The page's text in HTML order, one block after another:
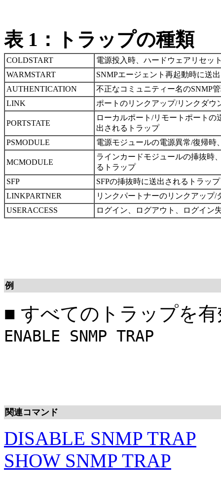
表 1：トラップの種類
COLDSTART
電源投入時、ハードウェアリセッ
WARMSTART
SNMPエージェント再起動時に送
AUTHENTICATION
不正なコミュニティー名のSNMP
LINK
ポートのリンクアップ/リンクダウ
PORTSTATE
ローカルポート/リモートポート
出されるトラップ
PSMODULE
電源モジュールの電源異常/復帰
MCMODULE
ラインカードモジュールの挿抜時
るトラップ
SFP
SFPの挿抜時に送出されるトラップ
LINKPARTNER
リンクパートナーのリンクアップ
USERACCESS
ログイン、ログアウト、ログイン
例
■ すべてのトラップを
ENABLE SNMP TRAP
関連コマンド
DISABLE SNMP TRAP
SHOW SNMP TRAP